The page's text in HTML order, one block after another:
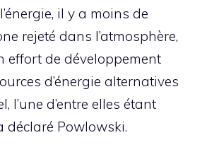
il y a moins de
rejeté dans l’atmosphère,
effort de développement
d’énergie alternatives
l’une d’entre elles étant
déclaré Powlowski.